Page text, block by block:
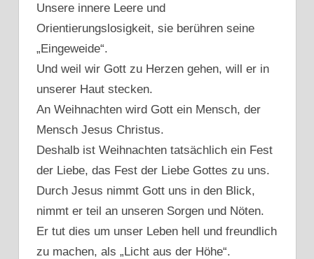
Unsere innere Leere und
Orientierungslosigkeit, sie berühren seine
„Eingeweide“.
Und weil wir Gott zu Herzen gehen, will er in
unserer Haut stecken.
An Weihnachten wird Gott ein Mensch, der
Mensch Jesus Christus.
Deshalb ist Weihnachten tatsächlich ein Fest
der Liebe, das Fest der Liebe Gottes zu uns.
Durch Jesus nimmt Gott uns in den Blick,
nimmt er teil an unseren Sorgen und Nöten.
Er tut dies um unser Leben hell und freundlich
zu machen, als „Licht aus der Höhe“.